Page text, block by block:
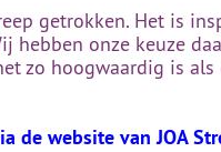
getrokken. Het is
hebben onze keuze
zo hoogwaardig is
de website van JOA